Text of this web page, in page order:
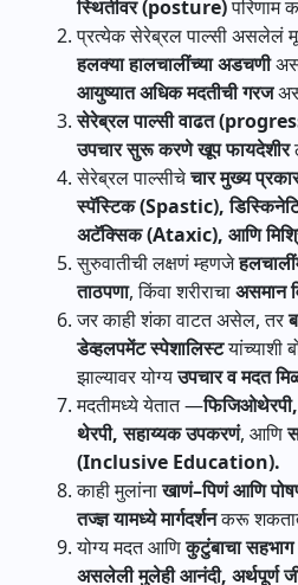
स्थितीवर(posture)परिणाम
प्रत्येकसेरेब्रलपाल्सीअसलेलं
हलक्याहालचालींच्याअडचणी
आयुष्यातअधिकमदतीचीगरज
सेरेब्रलपाल्सीवाढत
उपचारसुरूकरणेखूपफायदेशीर
सेरेब्रलपाल्सीचेचारमुख्य
स्पॅस्टिक(Spastic),
अटॅक्सिक(Ataxic),आणि
सुरुवातीचीलक्षणंम्हणजे
ताठपणा,किंवाशरीराचाअसमान
जरकाहीशंकावाटतअसेल,तर
डेव्हलपमेंटस्पेशालिस्टयांच्याशी
झाल्यावरयोग्यउपचारवमदत
मदतीमध्येयेतात—फिजिओथेरपी
थेरपी,सहाय्यकउपकरणं,आणि
(Inclusive Education).
काहीमुलांनाखाणं–पिणंआणि
तज्ज्ञयामध्येमार्गदर्शनकरू
योग्यमदतआणिकुटुंबाचासहभाग
असलेलीमुलेहीआनंदी,अर्थपूर्ण